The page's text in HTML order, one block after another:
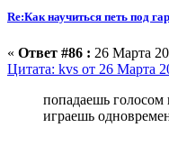
Re:Как научиться петь под
« Ответ #86 : 26 Марта
Цитата: kvs от 26 Марта
попадаешь
играешь